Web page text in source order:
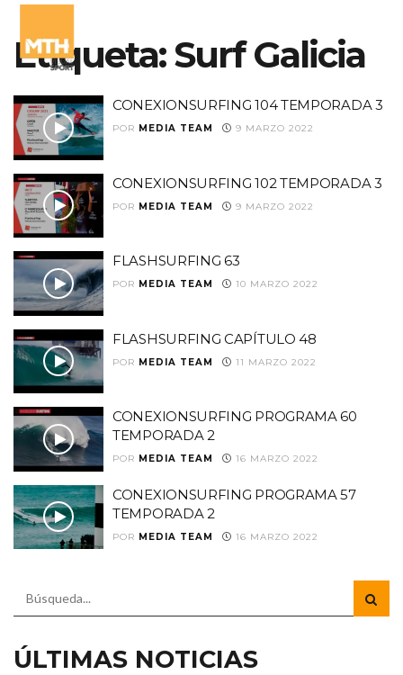
Etiqueta:Surf Galicia
CONEXIONSURFING 104 TEMPORADA 3
POR MEDIA TEAM 9 MARZO 2022
CONEXIONSURFING 102 TEMPORADA 3
POR MEDIA TEAM 9 MARZO 2022
FLASHSURFING 63
POR MEDIA TEAM 10 MARZO 2022
FLASHSURFING CAPÍTULO 48
POR MEDIA TEAM 11 MARZO 2022
CONEXIONSURFING PROGRAMA 60
TEMPORADA 2
POR MEDIA TEAM 16 MARZO 2022
CONEXIONSURFING PROGRAMA 57
TEMPORADA 2
POR MEDIA TEAM 16 MARZO 2022
ÚLTIMAS NOTICIAS